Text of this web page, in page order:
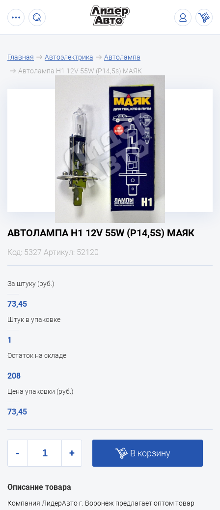
Главная Автоэлектрика
Автолампа
Автолампа H1 12V 55W (P14,5s) МАЯК
АВТОЛАМПА H1 12V 55W (P14,5S) МАЯК
Код: 5327 Артикул: 52120
За штуку (руб.)
73,45
Штук в упаковке
1
Остаток на складе
208
Цена упаковки (руб.)
73,45
- + В корзину
Описание товара
Компания ЛидерАвто г. Воронеж предлагает оптом товар